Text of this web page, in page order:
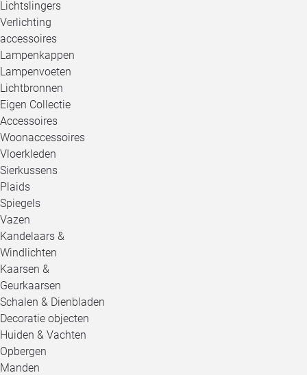
Lichtslingers
Verlichting
accessoires
Lampenkappen
Lampenvoeten
Lichtbronnen
Eigen Collectie
Accessoires
Woonaccessoires
Vloerkleden
Sierkussens
Plaids
Spiegels
Vazen
Kandelaars &
Windlichten
Kaarsen &
Geurkaarsen
Schalen & Dienbladen
Decoratie objecten
Huiden & Vachten
Opbergen
Manden